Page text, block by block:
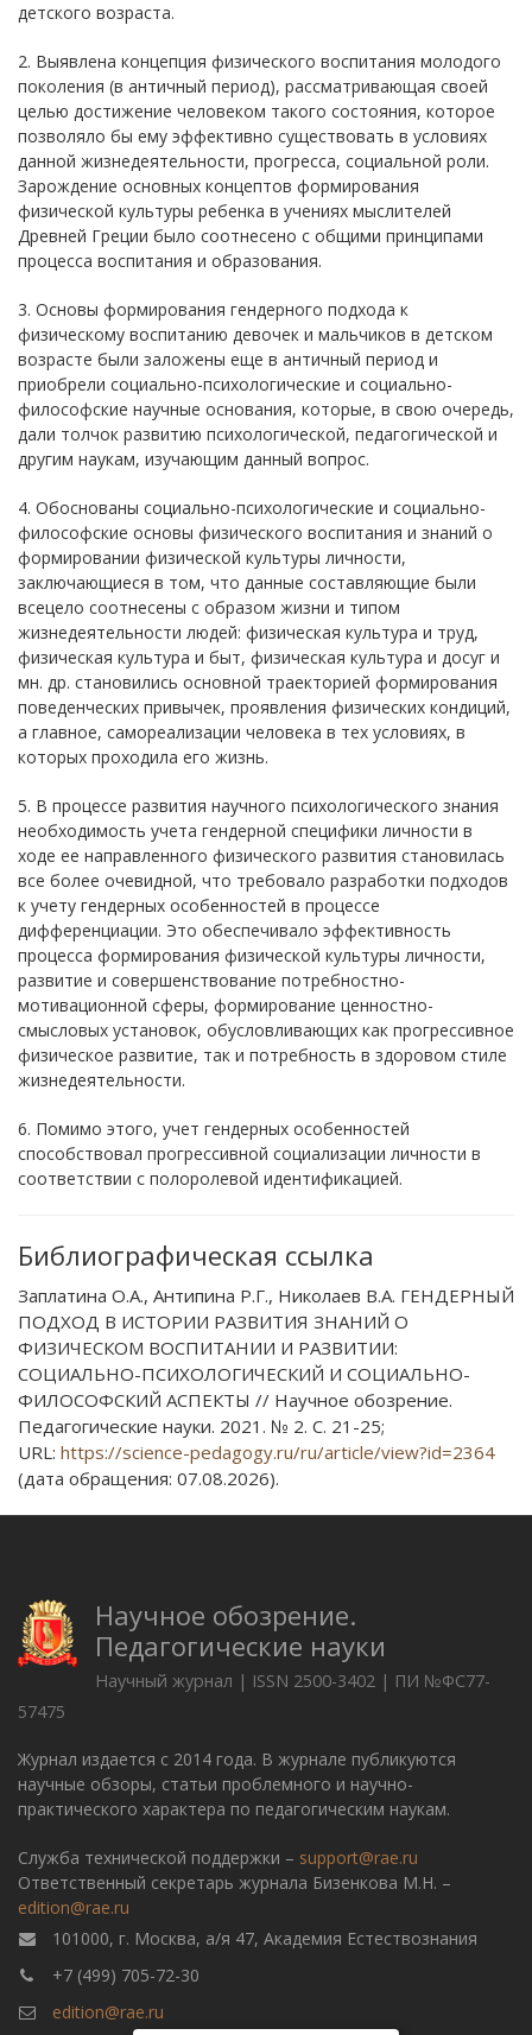
детского возраста.
2. Выявлена концепция физического воспитания молодого
поколения (в античный период), рассматривающая своей
целью достижение человеком такого состояния, которое
позволяло бы ему эффективно существовать в условиях
данной жизнедеятельности, прогресса, социальной роли.
Зарождение основных концептов формирования
физической культуры ребенка в учениях мыслителей
Древней Греции было соотнесено с общими принципами
процесса воспитания и образования.
3. Основы формирования гендерного подхода к
физическому воспитанию девочек и мальчиков в детском
возрасте были заложены еще в античный период и
приобрели социально-психологические и социально-
философские научные основания, которые, в свою очередь,
дали толчок развитию психологической, педагогической и
другим наукам, изучающим данный вопрос.
4. Обоснованы социально-психологические и социально-
философские основы физического воспитания и знаний о
формировании физической культуры личности,
заключающиеся в том, что данные составляющие были
всецело соотнесены с образом жизни и типом
жизнедеятельности людей: физическая культура и труд,
физическая культура и быт, физическая культура и досуг и
мн. др. становились основной траекторией формирования
поведенческих привычек, проявления физических кондиций,
а главное, самореализации человека в тех условиях, в
которых проходила его жизнь.
5. В процессе развития научного психологического знания
необходимость учета гендерной специфики личности в
ходе ее направленного физического развития становилась
все более очевидной, что требовало разработки подходов
к учету гендерных особенностей в процессе
дифференциации. Это обеспечивало эффективность
процесса формирования физической культуры личности,
развитие и совершенствование потребностно-
мотивационной сферы, формирование ценностно-
смысловых установок, обусловливающих как прогрессивное
физическое развитие, так и потребность в здоровом стиле
жизнедеятельности.
6. Помимо этого, учет гендерных особенностей
способствовал прогрессивной социализации личности в
соответствии с полоролевой идентификацией.
Библиографическая ссылка
Заплатина О.А., Антипина Р.Г., Николаев В.А. ГЕНДЕРНЫЙ
ПОДХОД В ИСТОРИИ РАЗВИТИЯ ЗНАНИЙ О
ФИЗИЧЕСКОМ ВОСПИТАНИИ И РАЗВИТИИ:
СОЦИАЛЬНО-ПСИХОЛОГИЧЕСКИЙ И СОЦИАЛЬНО-
ФИЛОСОФСКИЙ АСПЕКТЫ // Научное обозрение.
Педагогические науки. 2021. № 2. С. 21-25;
URL: https://science-pedagogy.ru/ru/article/view?id=2364
(дата обращения: 07.08.2026).
Научное обозрение.
Педагогические науки
Научный журнал | ISSN 2500-3402 | ПИ №ФС77-
57475
Журнал издается с 2014 года. В журнале публикуются
научные обзоры, статьи проблемного и научно-
практического характера по педагогическим наукам.
Служба технической поддержки – support@rae.ru
Ответственный секретарь журнала Бизенкова М.Н. –
edition@rae.ru
101000, г. Москва, а/я 47, Академия Естествознания
+7 (499) 705-72-30
edition@rae.ru